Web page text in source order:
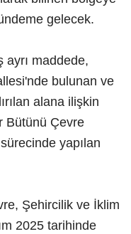
gelecek.
ayrı maddede,
bulunan ve
alana ilişkin
Bütünü Çevre
yapılan
Şehircilik ve İklim
2025 tarihinde